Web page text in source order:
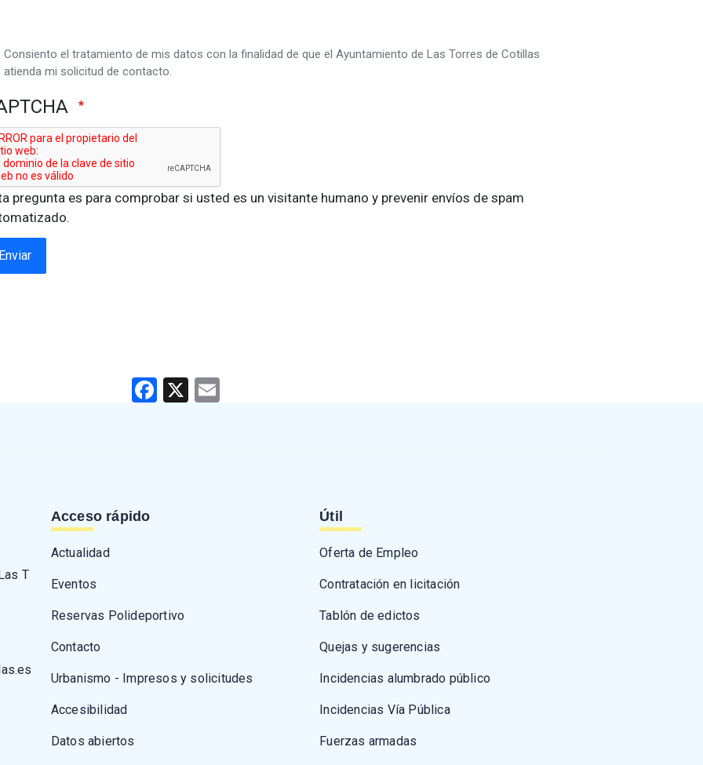
Consiento el tratamiento de mis datos con la finalidad de que el Ayuntamiento de Las Torres de Cotillas
atienda mi solicitud de contacto.
pregunta es para comprobar si usted es un visitante humano y prevenir envíos de spam
Enviar
Facebook
X
T
Acceso rápido
Actualidad
Eventos
Reservas Polideportivo
Contacto
Urbanismo - Impresos y solicitudes
Accesibilidad
Datos abiertos
Útil
Oferta de Empleo
Contratación en licitación
Tablón de edictos
Quejas y sugerencias
Incidencias alumbrado público
Incidencias Vía Pública
Fuerzas armadas